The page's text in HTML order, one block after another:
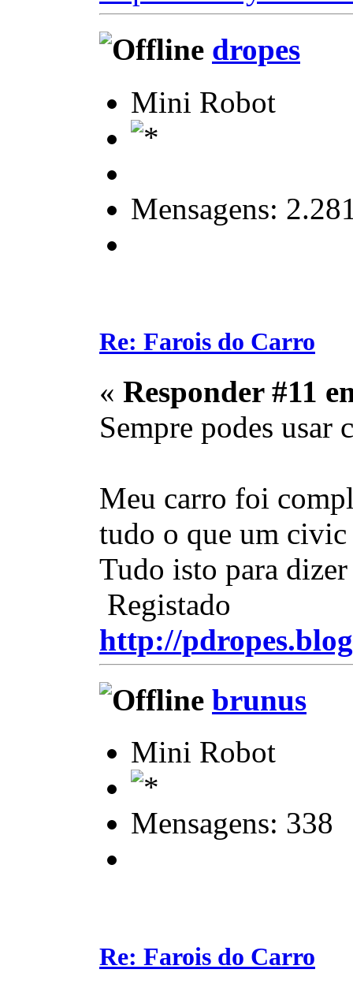
dropes
Mini Robot
Mensagens:
Re: Farois do Carro
« Responder #11
Sempre podes usar
Meu carro foi
tudo o que um civic
Tudo isto para
Registado
http://
brunus
Mini Robot
Mensagens: 338
Re: Farois do Carro